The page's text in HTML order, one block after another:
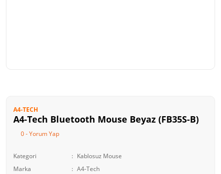
A4-TECH
A4-Tech Bluetooth Mouse Beyaz (FB35S-B)
0 - Yorum Yap
Kategori
Kablosuz Mouse
Marka
A4-Tech